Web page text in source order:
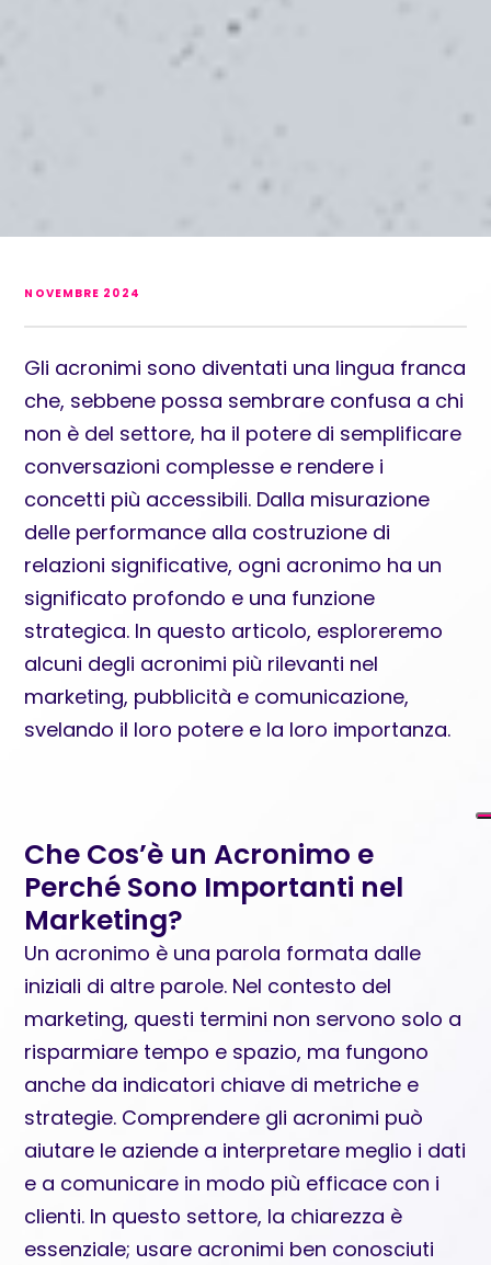
NOVEMBRE 2024
Gli acronimi sono diventati una lingua franca
che, sebbene possa sembrare confusa a chi
non è del settore, ha il potere di semplificare
conversazioni complesse e rendere i
concetti più accessibili. Dalla misurazione
delle performance alla costruzione di
relazioni significative, ogni acronimo ha un
significato profondo e una funzione
strategica. In questo articolo, esploreremo
alcuni degli acronimi più rilevanti nel
marketing, pubblicità e comunicazione,
svelando il loro potere e la loro importanza.
Che Cos’è un Acronimo e
Perché Sono Importanti nel
Marketing?
Un acronimo è una parola formata dalle
iniziali di altre parole. Nel contesto del
marketing, questi termini non servono solo a
risparmiare tempo e spazio, ma fungono
anche da indicatori chiave di metriche e
strategie. Comprendere gli acronimi può
aiutare le aziende a interpretare meglio i dati
e a comunicare in modo più efficace con i
clienti. In questo settore, la chiarezza è
essenziale; usare acronimi ben conosciuti